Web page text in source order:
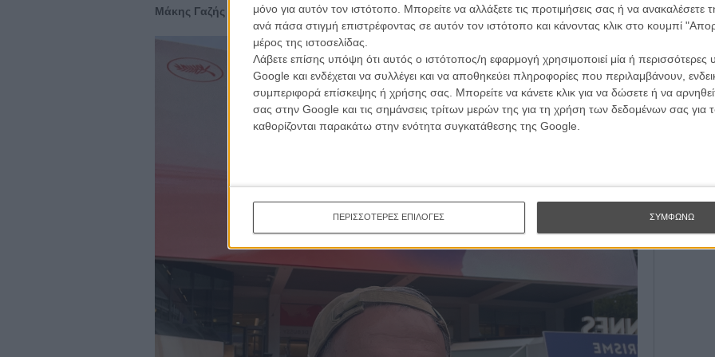
μόνο για αυτόν τον ιστότοπο. Μπορείτε να αλλάξετε τις προτιμήσεις σας ή να ανακαλέσετε
ανά πάσα στιγμή επιστρέφοντας σε αυτόν τον ιστότοπο και κάνοντας κλικ στο κουμπί
μέρος της ιστοσελίδας.
Λάβετε επίσης υπόψη ότι αυτός ο ιστότοπος/η εφαρμογή χρησιμοποιεί μία ή περισσότερες
Google και ενδέχεται να συλλέγει και να αποθηκεύει πληροφορίες που περιλαμβάνουν,
συμπεριφορά επίσκεψης ή χρήσης σας. Μπορείτε να κάνετε κλικ για να δώσετε ή να
σας στην Google και τις σημάνσεις τρίτων μερών της για τη χρήση των δεδομένων σας
καθορίζονται παρακάτω στην ενότητα συγκατάθεσης της Google.
ΠΕΡΙΣΣΟΤΕΡΕΣ ΕΠΙΛΟΓΕΣ ΣΥΜΦΩΝΩ
Μάκης Γαζής - MG Casting Εγγράψου
Θέλω
κινηματογραφικές ειδήσεις | νέες ταινίες | πρόγραμμα αιθουσών για όλη την Ελλάδα |
κριτικές | συνεντεύξεις | απόψεις | αφιερώματα | διαγωνισμοί
ΕΓΓΡΑΦΗ